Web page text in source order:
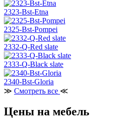
2323-Bst-Etna
2325-Bst-Pompei
2332-Q-Red slate
2333-Q-Black slate
2340-Bst-Gloria
≫ Смотреть все ≪
Цены на мебель